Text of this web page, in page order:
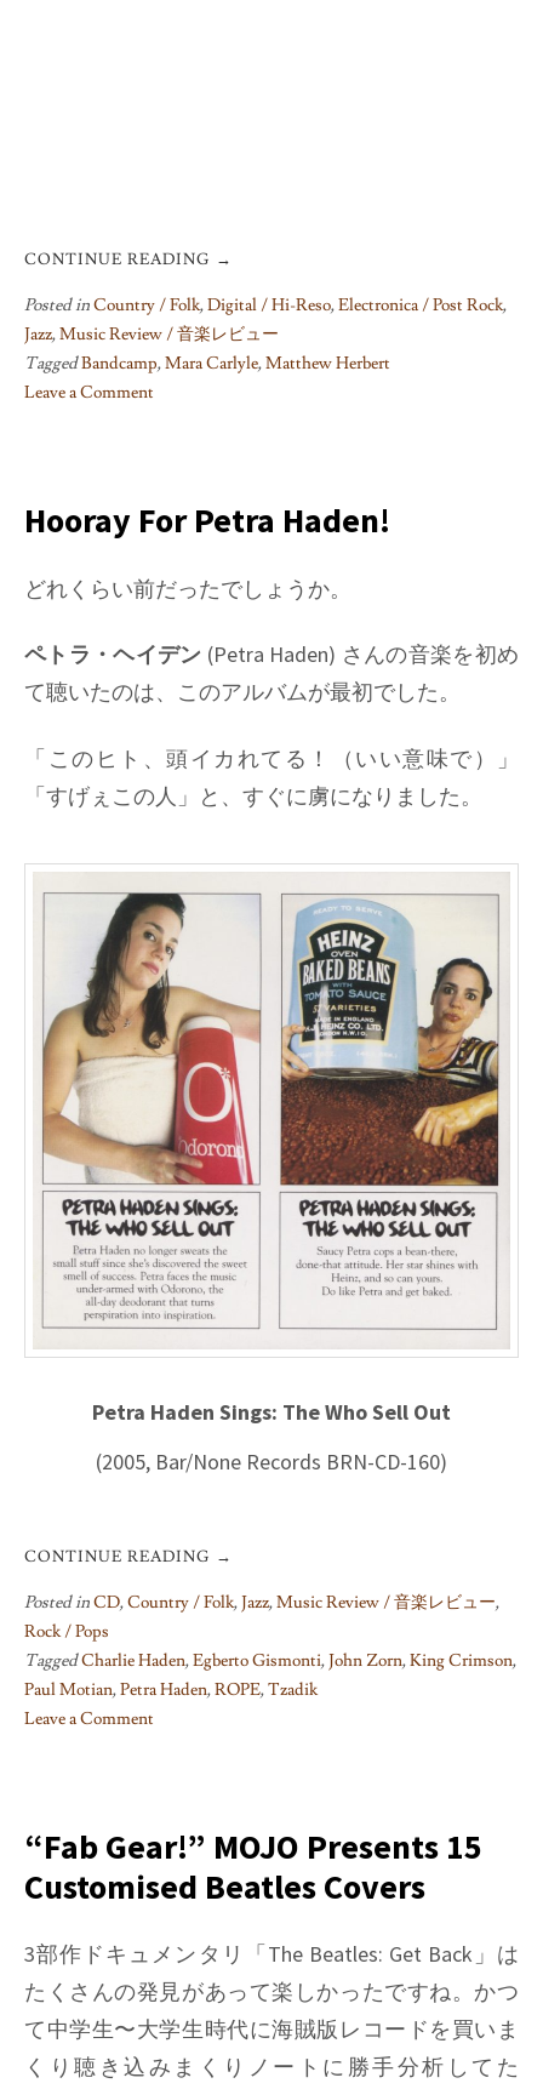
CONTINUE READING →
Posted inCountry / Folk,Digital / Hi-Reso,Electronica / Post Rock,
Jazz,Music Review / 音楽レビュー
TaggedBandcamp,Mara Carlyle,Matthew Herbert
Leave a Comment
Live
at
Express
Hooray For Petra Haden!
どれくらい前だったでしょうか。
ペトラ・ヘイデン (Petra Haden) さんの音楽を初め
て聴いたのは、このアルバムが最初でした。
「このヒト、頭イカれてる！（いい意味で）」
「すげぇこの人」と、すぐに虜になりました。
Petra Haden Sings: The Who Sell Out
(2005, Bar/None Records BRN-CD-160)
CONTINUE READING →
Posted inCD,Country / Folk,Jazz,Music Review / 音楽レビュー,
Rock / Pops
TaggedCharlie Haden,Egberto Gismonti,John Zorn,King Crimson,
Paul Motian,Petra Haden,ROPE,Tzadik
Leave a Comment
Petra
Haden!
“Fab Gear!” MOJO Presents 15
Customised Beatles Covers
3部作ドキュメンタリ「The Beatles: Get Back」は
たくさんの発見があって楽しかったですね。かつ
て中学生〜大学生時代に海賊版レコードを買いま
くり聴き込みまくりノートに勝手分析してた